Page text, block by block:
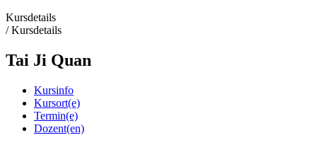
Kursdetails
/Kursdetails
Tai Ji Quan
Kursinfo
Kursort(e)
Termin(e)
Dozent(en)